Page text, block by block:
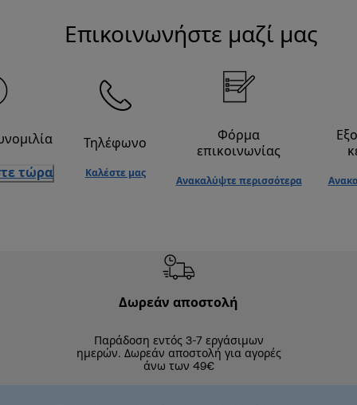
Επικοινωνήστε μαζί μας
τώρα
Τηλέφωνο
Καλέστε μας
Φόρμα
επικοινωνίας
Ανακαλύψτε περισσότερα
Δωρεάν αποστολή
Παράδοση εντός 3-7 εργάσιμων
ημερών. Δωρεάν αποστολή για αγορές
άνω των 49€